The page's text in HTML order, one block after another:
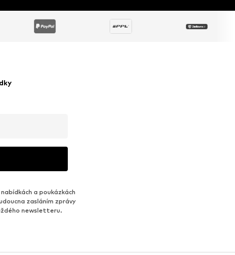
a poukázkách
zasláním zprávy
newsletteru.